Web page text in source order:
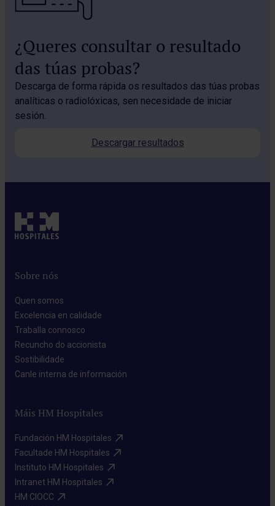
¿Queres consultar o resultado
das túas probas?
Descarga de forma rápida os resultados das túas probas
analíticas o radiolóxicas, sen necesidade de iniciar
sesión.
Descargar resultados
Sobre nós
Quen somos​
Excelencia en calidade​
Traballa connosco​
Recuncho do accionista​
Sostibilidade​
Canle interna de información​
Máis HM Hospitales
Fundación HM Hospitales​
Facultade HM Hospitales​
Instituto HM Hospitales​
Intranet HM Hospitales​
HM CIOCC​